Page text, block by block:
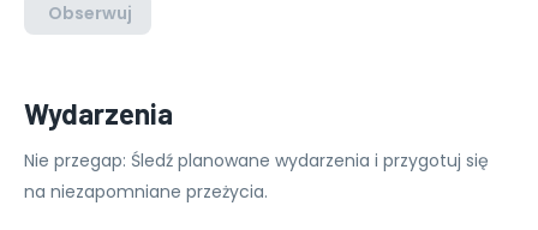
Obserwuj
Wydarzenia
Nie przegap: Śledź planowane wydarzenia i przygotuj się
na niezapomniane przeżycia.